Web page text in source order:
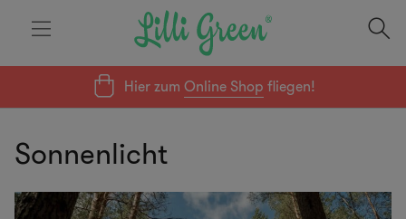
Hier zumOnline Shop fliegen!
Sonnenlicht